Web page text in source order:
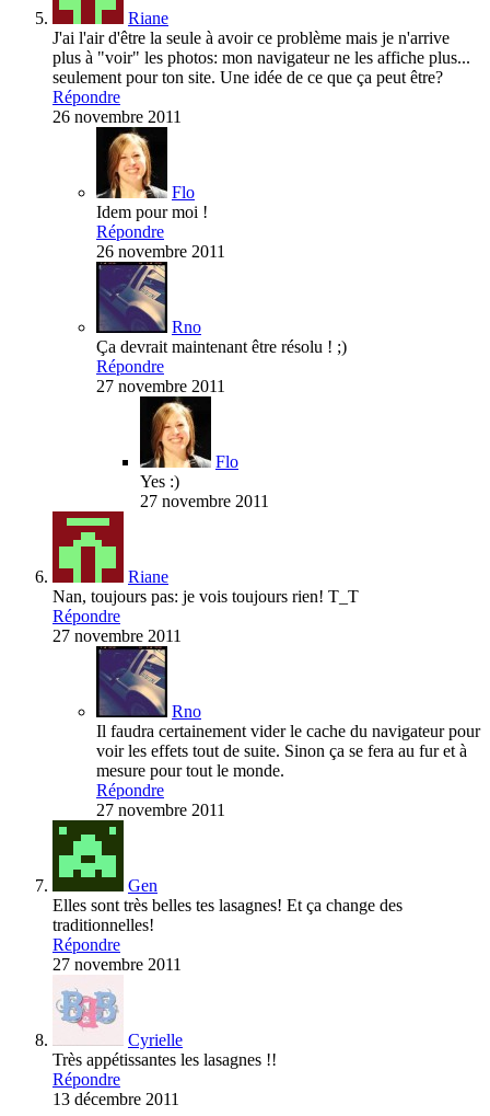
Riane
J'ai l'air d'être la seule à avoir ce problème mais je n'arrive
plus à "voir" les photos: mon navigateur ne les affiche plus...
seulement pour ton site. Une idée de ce que ça peut être?
Répondre
26 novembre 2011
Flo
Idem pour moi !
Répondre
26 novembre 2011
Rno
Ça devrait maintenant être résolu ! ;)
Répondre
27 novembre 2011
Flo
Yes :)
27 novembre 2011
Riane
Nan, toujours pas: je vois toujours rien! T_T
Répondre
27 novembre 2011
Rno
Il faudra certainement vider le cache du navigateur pour
voir les effets tout de suite. Sinon ça se fera au fur et à
mesure pour tout le monde.
Répondre
27 novembre 2011
Gen
Elles sont très belles tes lasagnes! Et ça change des
traditionnelles!
Répondre
27 novembre 2011
Cyrielle
Très appétissantes les lasagnes !!
Répondre
13 décembre 2011